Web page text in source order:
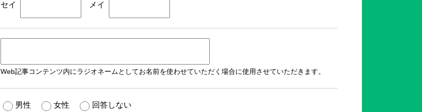
セイ メイ
Web記事コンテンツ内にラジオネームとしてお名前を使わせていただく場合に使用させていただきます。
男性 女性 回答しない